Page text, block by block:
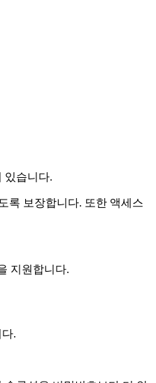
있습니다.
록 보장합니다. 또한 액세스
지원합니다.
.